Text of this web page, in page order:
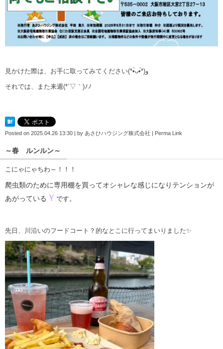
見かけた際は、お手に取ってみてください (*•̀ᴗ•́*)و
それでは、また来週(*´▽｀)ﾉﾉ
Posted on 2025.04.26 13:30 | by あさひハウジング株式会社 | Perma Link
～春 ルンルン～
こにゃにゃちわ～！！！
爬虫類のために専用棚を買ってオシャレな感じになりテンションが
あがっている Ｙ です。
先日、川沿いのフードコート？的なとこに行ってまいりました✨